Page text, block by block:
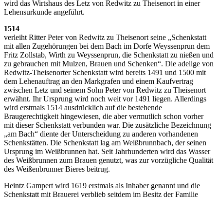
wird das Wirtshaus des Letz von Redwitz zu Theisenort in einer
Lehensurkunde angeführt.
1514
verleiht Ritter Peter von Redwitz zu Theisenort seine „Schenkstatt
mit allen Zugehörungen bei dem Bach im Dorfe Weyssenprun dem
Fritz Zollstab, Wirth zu Weyssenprun, die Schenkstatt zu nießen und
zu gebrauchen mit Mulzen, Brauen und Schenken“. Die adelige von
Redwitz-Theisenorter Schenkstatt wird bereits 1491 und 1500 mit
dem Lehenauftrag an den Markgrafen und einem Kaufvertrag
zwischen Letz und seinem Sohn Peter von Redwitz zu Theisenort
erwähnt. Ihr Ursprung wird noch weit vor 1491 liegen. Allerdings
wird erstmals 1514 ausdrücklich auf die bestehende
Braugerechtigkeit hingewiesen, die aber vermutlich schon vorher
mit dieser Schenkstatt verbunden war. Die zusätzliche Bezeichnung
„am Bach“ diente der Unterscheidung zu anderen vorhandenen
Schenkstätten. Die Schenkstatt lag am Weißbrunnbach, der seinen
Ursprung im Weißbrunnen hat. Seit Jahrhunderten wird das Wasser
des Weißbrunnen zum Brauen genutzt, was zur vorzügliche Qualität
des Weißenbrunner Bieres beitrug.
Heintz Gampert wird 1619 erstmals als Inhaber genannt und die
Schenkstatt mit Brauerei verblieb seitdem im Besitz der Familie